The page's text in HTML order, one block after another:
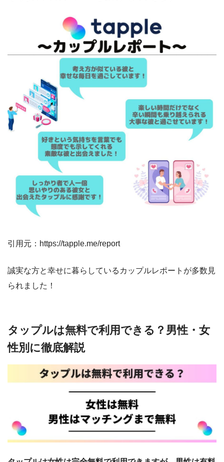
引用元：https://tapple.me/report
誠実な方と幸せに暮らしているカップルレポートが多数見
られました！
タップルは無料で利用できる？男性・女
性別に徹底解説